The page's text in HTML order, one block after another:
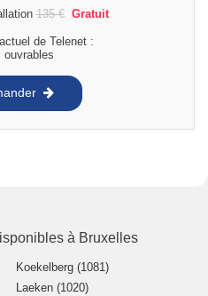
135€ Gratuit
de Telenet :
ouvrables
à Bruxelles
Koekelberg (1081)
Laeken (1020)